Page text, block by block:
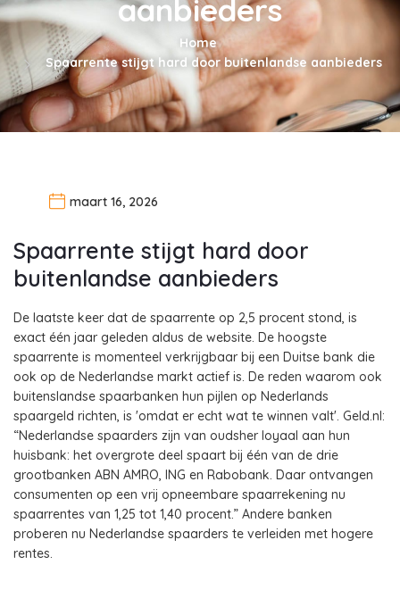
aanbieders
Home
Spaarrente stijgt hard door buitenlandse aanbieders
maart 16, 2026
Spaarrente stijgt hard door
buitenlandse aanbieders
De laatste keer dat de spaarrente op 2,5 procent stond, is
exact één jaar geleden aldus de website. De hoogste
spaarrente is momenteel verkrijgbaar bij een Duitse bank die
ook op de Nederlandse markt actief is. De reden waarom ook
buitenslandse spaarbanken hun pijlen op Nederlands
spaargeld richten, is 'omdat er echt wat te winnen valt'. Geld.nl:
“Nederlandse spaarders zijn van oudsher loyaal aan hun
huisbank: het overgrote deel spaart bij één van de drie
grootbanken ABN AMRO, ING en Rabobank. Daar ontvangen
consumenten op een vrij opneembare spaarrekening nu
spaarrentes van 1,25 tot 1,40 procent.” Andere banken
proberen nu Nederlandse spaarders te verleiden met hogere
rentes.